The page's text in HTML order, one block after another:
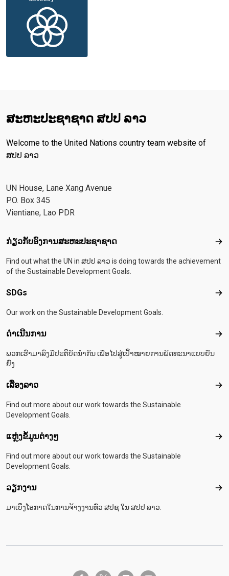
ສະ​ຫະ​ປະ​ຊາ​ຊາດ ສປປ ລາວ
Welcome to the United Nations country team website of
ສປປ ລາວ
UN House, Lane Xang Avenue
P.O. Box 345
Vientiane, Lao PDR
Footer menu
ກ່ຽວກັບອົງການສະຫະປະຊາຊາດ ກ່ຽ
Find out what the UN in ສປປ ລາວ is doing towards the achievement
of the Sustainable Development Goals.
SDGs
Our work on the Sustainable Development Goals.
ດຳເນີນການ ດຳ
ພວກເຮົາມາລົງມືປະຕິບັດນຳກັນ ເພື່ອໄປສູ່ເປົ້າໝາຍການພັດທະນາແບບຍືນ
ຍົງ
ເລື່ອງລາວ ເລື່
Find out more about our work towards the Sustainable
Development Goals.
ແຫຼ່ງຂໍ້ມູນຕ່າງໆ ແຫຼ່
Find out more about our work towards the Sustainable
Development Goals.
ວຽກງານ ວຽ
ມາເບິ່ງໂອກາດໃນການຈ້າງງານທົ່ວ ສປຊ ໃນ ສປປ ລາວ.